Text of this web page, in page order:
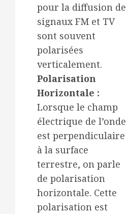
pour la diffusion de
signaux FM et TV
sont souvent
polarisées
verticalement.
Polarisation
Horizontale :
Lorsque le champ
électrique de l’onde
est perpendiculaire
à la surface
terrestre, on parle
de polarisation
horizontale. Cette
polarisation est